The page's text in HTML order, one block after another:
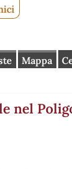
Mappa
nel